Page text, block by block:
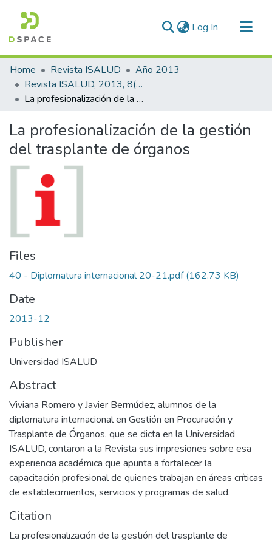
Log In (current)
Communities & Collections
All of DSpace
Statistics
Home Revista ISALUD
Año 2013
Revista ISALUD, 2013, 8(40)
La profesionalización de la gestión del trasplante de órganos
La profesionalización de la gestión
del trasplante de órganos
Files
40 - Diplomatura internacional 20-21.pdf(162.73 KB)
Date
2013-12
Publisher
Universidad ISALUD
Abstract
Viviana Romero y Javier Bermúdez, alumnos de la
diplomatura internacional en Gestión en Procuración y
Trasplante de Órganos, que se dicta en la Universidad
ISALUD, contaron a la Revista sus impresiones sobre esa
experiencia académica que apunta a fortalecer la
capacitación profesional de quienes trabajan en áreas críticas
de establecimientos, servicios y programas de salud.
Citation
La profesionalización de la gestión del trasplante de